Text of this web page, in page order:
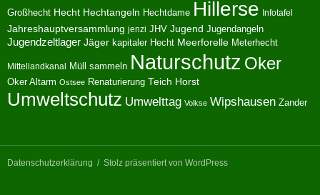
Großhecht Hecht Hechtangeln Hechtdame Hillerse Infotafel
Jahreshauptversammlung jenzi JHV Jugend Jugendangeln
Jugendzeltlager Jäger kapitaler Hecht Meerforelle Meterhecht
Mittellandkanal Müll sammeln Naturschutz Oker
Oker Altarm Ostsee Renaturierung Teich Horst
Umweltschutz Umwelttag Volkse Wipshausen Zander
Datenschutzerklärung Stolz präsentiert von WordPress